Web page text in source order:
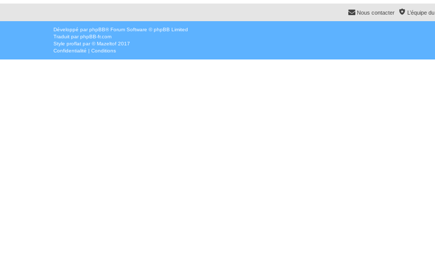
L’équipe
Nous contacter
Développé par phpBB® Forum Software © phpBB Limited
Traduit par phpBB-fr.com
Style proflat par ©Mazeltof 2017
Confidentialité | Conditions